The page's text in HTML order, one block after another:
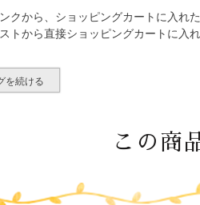
クから、ショッピングカートに入れ
トから直接ショッピングカートに入
を続ける
この商